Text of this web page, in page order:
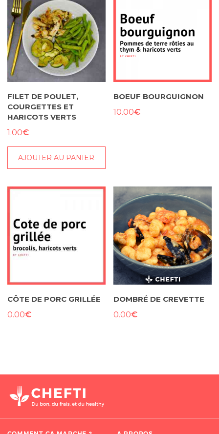
FILET DE POULET,
COURGETTES ET
HARICOTS VERTS
1.00€
AJOUTER AU PANIER
BOEUF BOURGUIGNON
10.00€
CÔTE DE PORC GRILLÉE
0.00€
DOMBRÉ DE CREVETTE
0.00€